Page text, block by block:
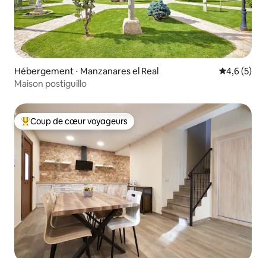
Hébergement ⋅ Manzanares el Real Évaluation
4,6 (5)
Maison postiguillo
Coups de cœur voyageurs les plus appréciés
Coup de cœur voyageurs